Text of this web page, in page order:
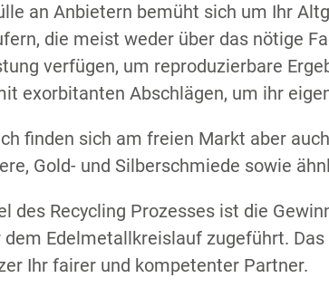
an Anbietern bemüht sich um Ihr
die meist weder über das nötige
verfügen, um reproduzierbare
exorbitanten Abschlägen, um ihr
finden sich am freien Markt aber
Gold- und Silberschmiede sowie
des Recycling Prozesses ist die
dem Edelmetallkreislauf zugeführt.
Ihr fairer und kompetenter Partner.